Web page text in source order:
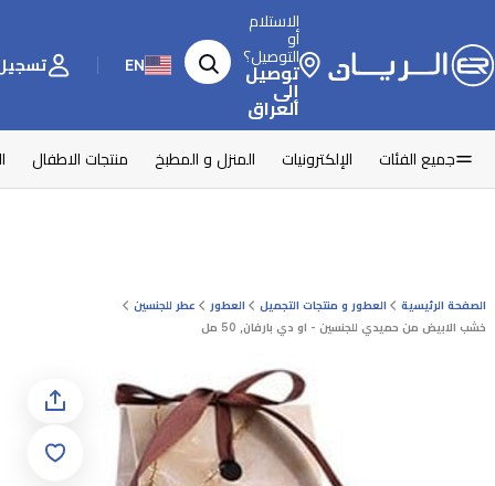
الاستلام
أو
التوصيل؟
توصيل
إلى
العراق
EN تسجيل
جميع الفئات الإلكترونيات المنزل و المطبخ منتجات الاطفال
الصفحة الرئيسية العطور و منتجات التجميل العطور
عطر للجنسين
خشب الابيض من حميدي للجنسين - او دي بارفان, 50 مل